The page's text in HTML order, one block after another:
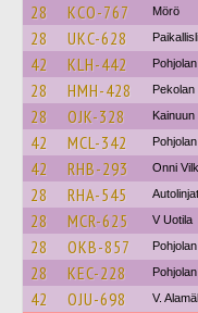
28 KCO-767 Mörö
28 UKC-628
42 KLH-442
28 HMH-428 Pekolan
28 OJK-328
42 MCL-342
42 RHB-293 Onni
28 RHA-545 Autolinjat
28 MCR-625 V Uotila
28 OKB-857
28 KEC-228
42 OJU-698 V.